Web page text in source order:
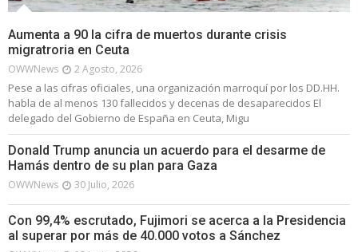
Aumenta a 90 la cifra de muertos durante crisis
migratroria en Ceuta
OWWNews 2 Agosto, 2026
Pese a las cifras oficiales, una organización marroquí por los DD.HH.
habla de al menos 130 fallecidos y decenas de desaparecidos El
delegado del Gobierno de España en Ceuta, Migu
Donald Trump anuncia un acuerdo para el desarme de
Hamás dentro de su plan para Gaza
OWWNews 30 Julio, 2026
Con 99,4% escrutado, Fujimori se acerca a la Presidencia
al superar por más de 40.000 votos a Sánchez